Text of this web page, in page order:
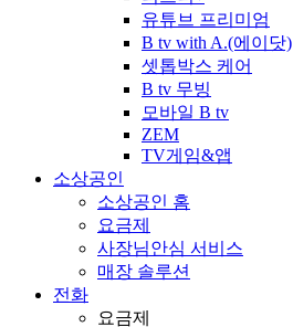
유튜브 프리미엄
B tv with A.(에이닷)
셋톱박스 케어
B tv 무빙
모바일 B tv
ZEM
TV게임&앱
소상공인
소상공인 홈
요금제
사장님안심 서비스
매장 솔루션
전화
요금제